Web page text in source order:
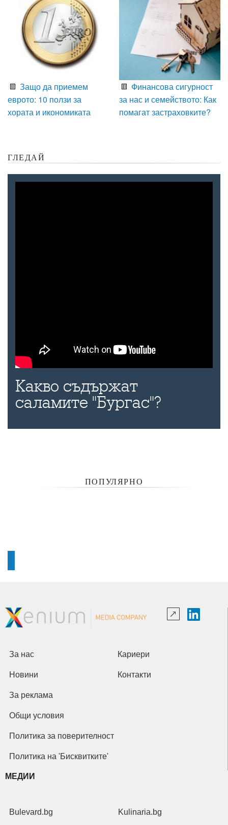
Защо да приемем
еврото: 10 ползи за
хората и икономиката
Финансова сигурност
за нас и семейството: Как
помагат застраховките?
ГЛЕДАЙ
Какво съдържат
саламите "Бургас"?
ПОПУЛЯРНО
За нас Кариери
Новини Контакти
За реклама
Общи условия
Политика за поверителност
Политика на 'Бисквитките'
МЕДИИ
Bulevard.bg Kulinaria.bg